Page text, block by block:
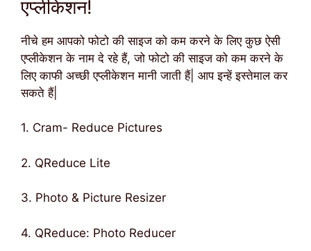
एप्लीकेशन!
नीचे हम आपको फोटो की साइज को कम करने के लिए कुछ ऐसी
एप्लीकेशन के नाम दे रहे हैं, जो फोटो की साइज को कम करने के
लिए काफी अच्छी एप्लीकेशन मानी जाती हैं| आप इन्हें इस्तेमाल कर
सकते हैं|
1. Cram- Reduce Pictures
2. QReduce Lite
3. Photo & Picture Resizer
4. QReduce: Photo Reducer